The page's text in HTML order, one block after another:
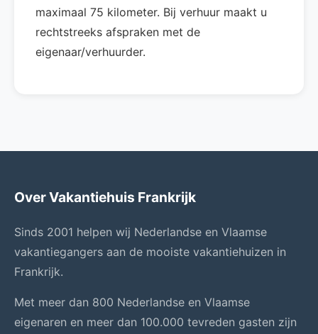
maximaal 75 kilometer. Bij verhuur maakt u
rechtstreeks afspraken met de
eigenaar/verhuurder.
Over Vakantiehuis Frankrijk
Sinds 2001 helpen wij Nederlandse en Vlaamse
vakantiegangers aan de mooiste vakantiehuizen in
Frankrijk.
Met meer dan 800 Nederlandse en Vlaamse
eigenaren en meer dan 100.000 tevreden gasten zijn